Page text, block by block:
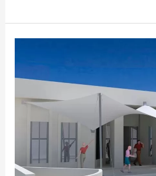
Bahan
Kanopi
Yang